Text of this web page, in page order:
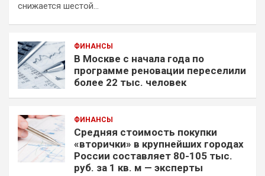
снижается шестой…
ФИНАНСЫ
В Москве с начала года по
программе реновации переселили
более 22 тыс. человек
ФИНАНСЫ
Средняя стоимость покупки
«вторички» в крупнейших городах
России составляет 80-105 тыс.
руб. за 1 кв. м — эксперты